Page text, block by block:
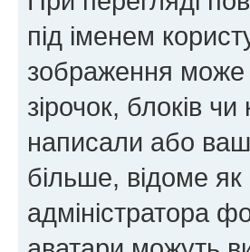
під іменем
зображення може
зірочок, блоків
написали або
більше, відоме
адміністратора